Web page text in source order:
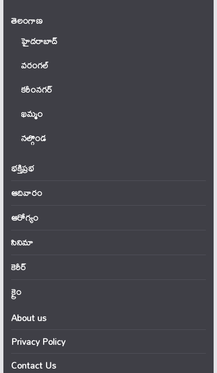
తెలంగాణ‌
హైదరాబాద్
వ‌రంగ‌ల్
కరీంనగర్
ఖ‌మ్మం
నల్గొండ
భక్తిప్రభ
ఆదివారం
ఆరోగ్యం
సినిమా
కెరీర్
క్రైం
About us
Privacy Policy
Contact Us